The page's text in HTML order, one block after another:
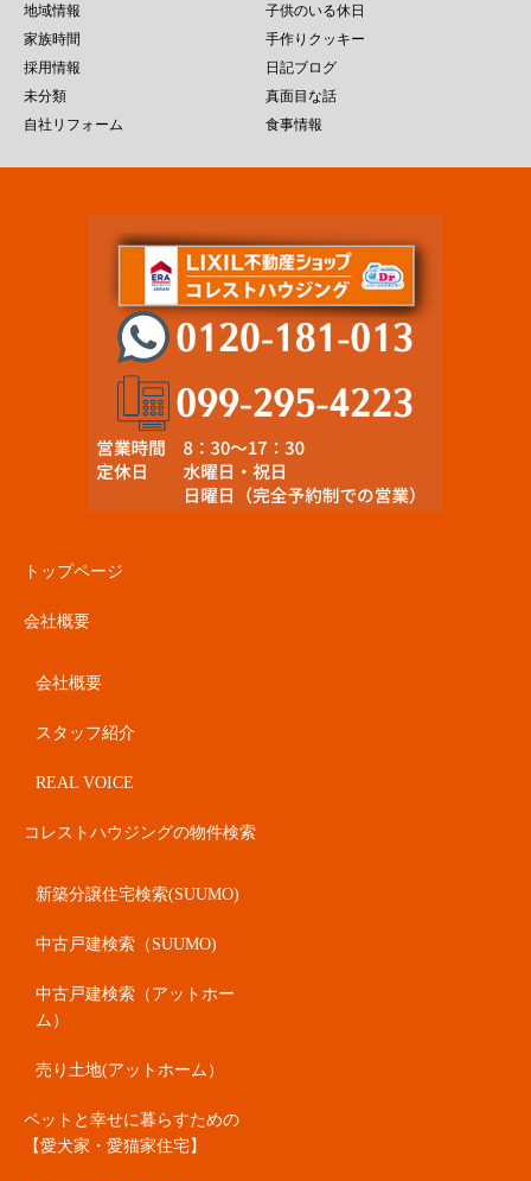
地域情報
子供のいる休日
家族時間
手作りクッキー
採用情報
日記ブログ
未分類
真面目な話
自社リフォーム
食事情報
トップページ
会社概要
会社概要
スタッフ紹介
REAL VOICE
コレストハウジングの物件検索
新築分譲住宅検索(SUUMO)
中古戸建検索（SUUMO)
中古戸建検索（アットホー
ム）
売り土地(アットホーム）
ペットと幸せに暮らすための
【愛犬家・愛猫家住宅】